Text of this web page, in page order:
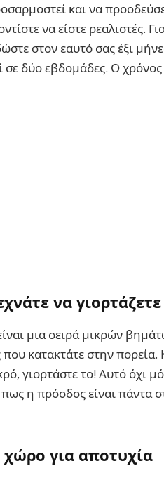
και να
να είστε ρεαλιστές.
στον εαυτό σας έξι
σε δύο εβδομάδες. Ο
να γιορτάζετε
μια σειρά μικρών
που κατακτάτε στην
γιορτάστε το! Αυτό όχι
πως η πρόοδος είναι πάντα
για αποτυχία